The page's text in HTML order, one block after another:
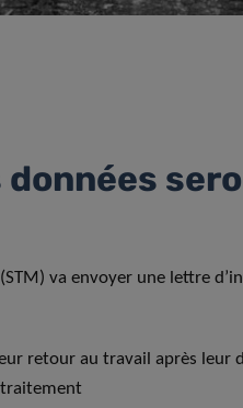
données
va envoyer une lettre
retour au travail après leur